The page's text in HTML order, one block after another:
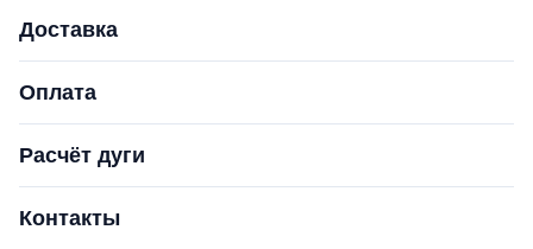
Доставка
Оплата
Расчёт дуги
Контакты